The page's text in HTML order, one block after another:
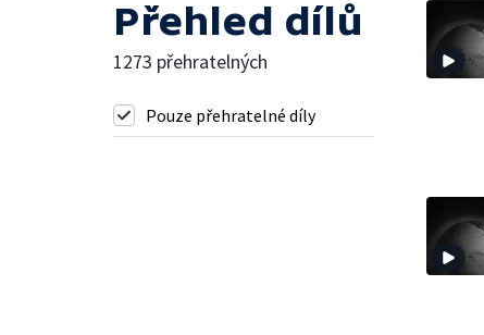
Přehled dílů
1273 přehratelných
Pouze přehratelné díly